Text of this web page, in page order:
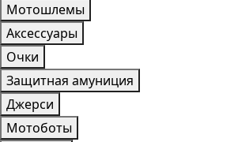
Мотошлемы
Аксессуары
Очки
Защитная амуниция
Джерси
Мотоботы